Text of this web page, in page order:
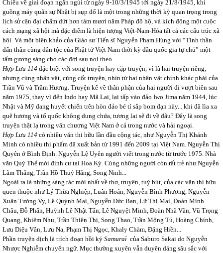
Chiêu về giai đoạn ngắn ngủi từ ngày 9-10/3/1945 tới ngày 21/8/1945, khi
guồng máy quân sự Nhật bị sụp đổ là một trong những thời kỳ quan trọng trong
lịch sử cận đại chấm dứt hơn tám mươi năm Pháp đô hộ, và kích động một cuộc
cách mạng xã hội mà đặc điểm là hiện tượng Việt-Nam-Hóa tất cả các cấu trúc xã
hội. Và một biên khảo của Giáo sư Tiến sĩ Nguyễn Phạm Hùng với “Tinh thần
dấn thân cùng dân tộc của Phật tử Việt Nam thời kỳ đầu quốc gia tự chủ” một
tấm gương sáng cho các đời sau noi theo.
Hợp Lưu 114 đặc biệt với song truyện hay cặp truyện, vì là hai truyện riêng,
nhưng cùng nhân vật, cùng cốt truyện, nhìn từ hai nhân vật chính khác phái của
Trần Vũ và Trầm Hương. Truyện kể về thân phận của hai người đi vượt biên sau
năm 1975, thay vì đến Indo hay Mã Lai, lại tấp vào đảo Iwo Jima năm 1944, lúc
Nhật và Mỹ đang huyết chiến trên hòn đảo bé tí sắp bom đạn này... khi đã lìa xa
quê hương và tổ quốc không dung chứa, tương lai sẽ đi về đâu? Đây là song
truyện thật lạ trong văn chương Việt Nam ở cả trong nước và hải ngoại.
Hợp Lưu 114 có nhiều văn thi hữu lần đầu cộng tác, như Nguyễn Thị Khánh
Minh có nhiều thi phẩm đã xuất bản từ 1991 đến 2009 tại Việt Nam. Nguyễn Thị
Quyên ở Bình Định. Nguyễn Lệ Uyên người viết trong nước từ trước 1975. Nhà
văn Quý Thể mới định cư tại Hoa Kỳ. Cùng những người còn rất trẻ như Nguyễn
Lãm Thắng, Trần Hồ Thuý Hằng, Song Ninh...
Ngoài ra là những sáng tác mới nhất về thơ, truyện, tuỳ bút, của các văn thi hữu
quen thuộc như Lý Thừa Nghiệp, Luân Hoán, Nguyễn Bình Phương, Nguyễn
Xuân Tường Vy, Lê Quỳnh Mai, Nguyễn Đức Bạn, Lữ Thị Mai, Đoàn Minh
Châu, Đỗ Phấn, Huỳnh Lê Nhật Tấn, Lê Nguyệt Minh, Đoàn Nhã Văn, Vũ Trọng
Quang, Khiêm Nhu, Trần Thiên Thị, Song Thao, Trần Mộng Tú, Hoàng Chính,
Lưu Diệu Vân, Lưu Na, Phạm Thị Ngọc, Khaly Chàm, Đặng Hiền...
Phần truyện dịch là trích đoạn hồi ký Samuraï của Saburo Sakai do Nguyễn
Nhược Nghiễm chuyển ngữ. Mục thường xuyên vẫn duyên dáng sâu sắc với